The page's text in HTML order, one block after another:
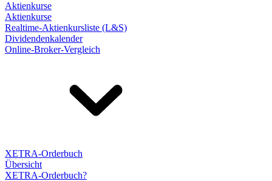
Aktienkurse
Aktienkurse
Realtime-Aktienkursliste (L&S)
Dividendenkalender
Online-Broker-Vergleich
XETRA-Orderbuch
Übersicht
XETRA-Orderbuch?